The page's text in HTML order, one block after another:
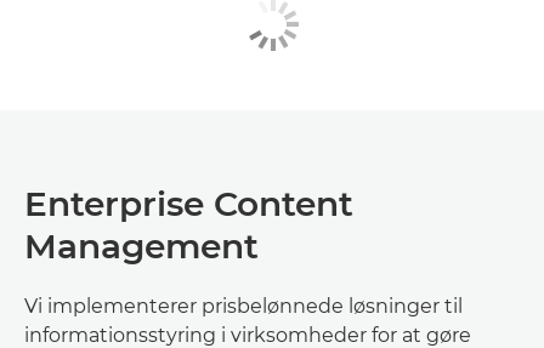
Enterprise Content
Management
Vi implementerer prisbelønnede løsninger til
informationsstyring i virksomheder for at gøre